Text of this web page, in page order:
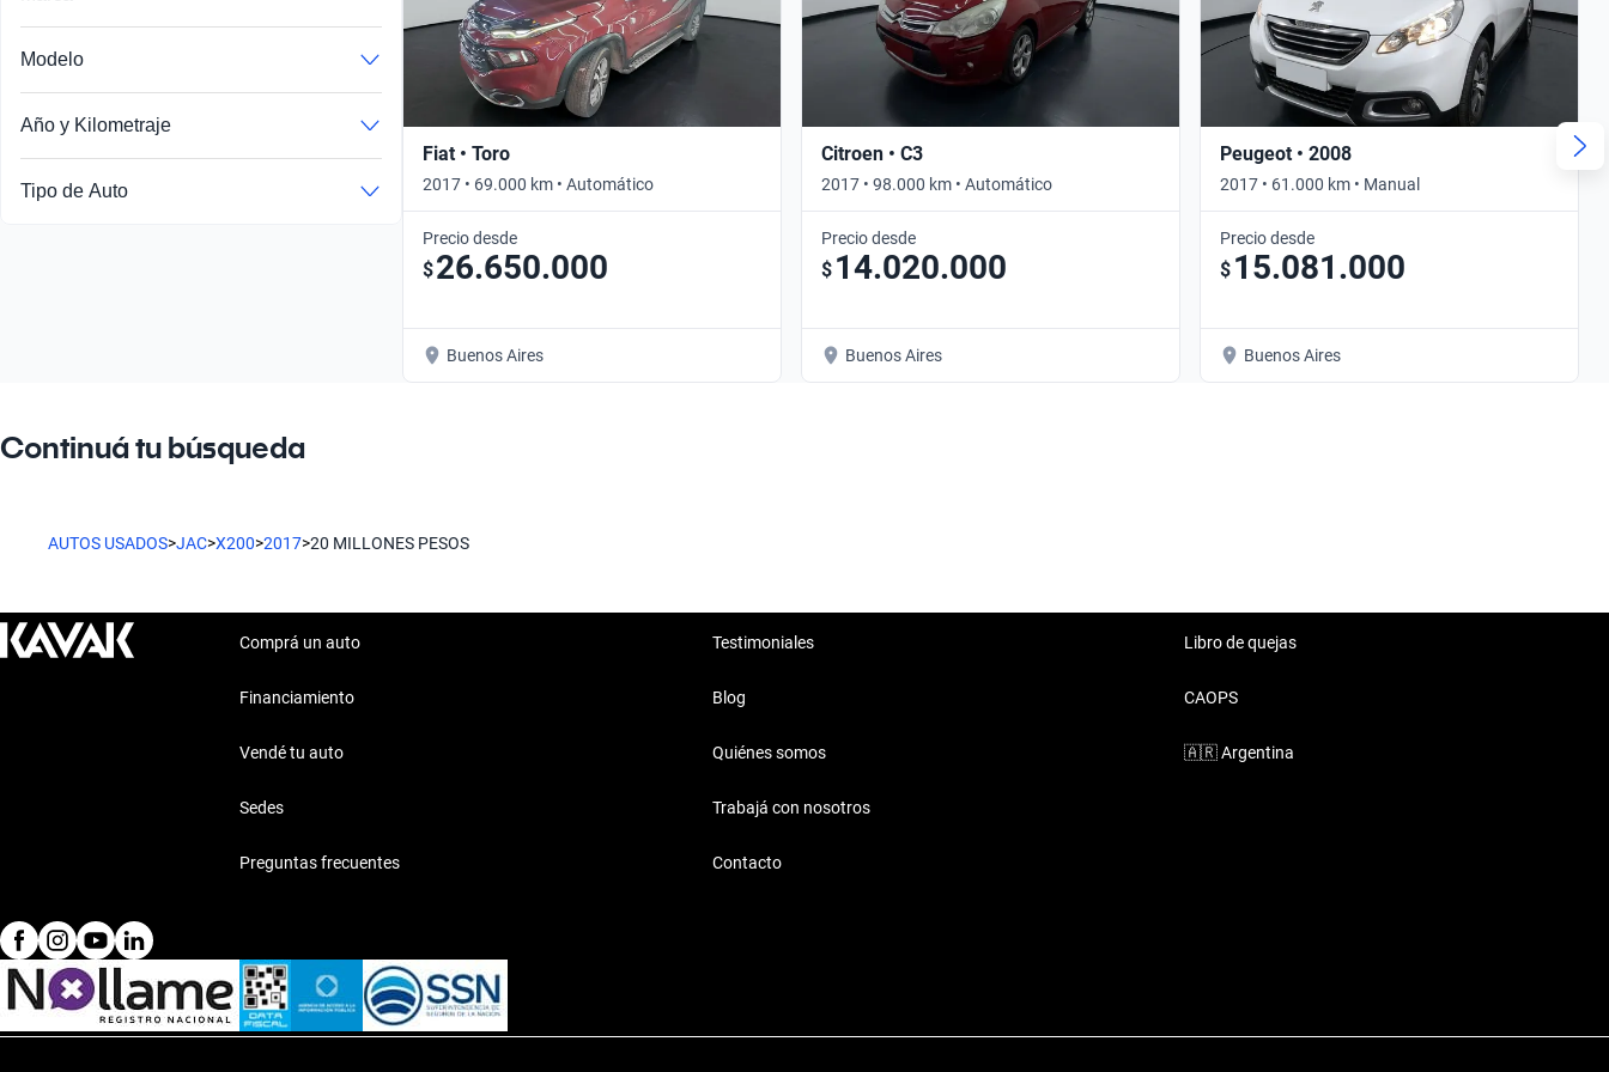
Modelo
Año y Kilometraje
Tipo de Auto
Fiat • Toro
2017 • 69.000 km • Automático
Precio desde
$26.650.000
Buenos Aires
Citroen • C3
2017 • 98.000 km • Automático
Precio desde
$ 14.020.000
Buenos Aires
Peugeot • 2008
2017 • 61.000 km • Manual
Precio desde
$ 15.081.000
Buenos Aires
Continuá tu búsqueda
AUTOS USADOS>JAC>X200>2017>20 MILLONES PESOS
Comprá un auto
Financiamiento
Vendé tu auto
Sedes
Preguntas frecuentes
Testimoniales
Blog
Quiénes somos
Trabajá con nosotros
Contacto
Libro de quejas
CAOPS
🇦🇷 Argentina